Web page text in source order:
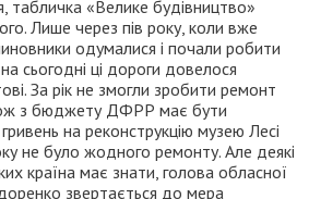
табличка «Велике будівництво»
Лише через пів року, коли вже
одумалися і почали робити
сьогодні ці дороги довелося
За рік не змогли зробити ремонт
з бюджету ДФРР має бути
на реконструкцію музею Лесі
не було жодного ремонту. Але деякі
країна має знати, голова обласної
звертається до мера